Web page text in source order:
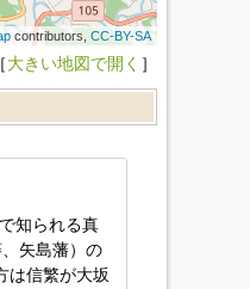
contributors, CC-BY-SA
［大きい地図で開く ］
知られる真
矢島藩）の
は信繁が大坂